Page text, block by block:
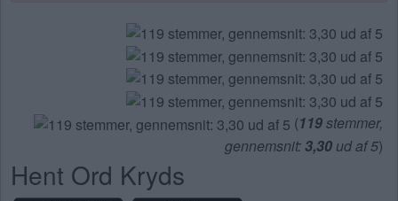
(119stemmer,
gennemsnit:3,30 ud af 5)
Hent Ord Kryds